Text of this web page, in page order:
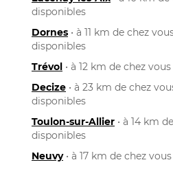
disponibles
Dornes • à 11 km de chez
disponibles
Trévol • à 12 km de chez
Decize • à 23 km de chez
disponibles
Toulon-sur-Allier • à 14 km
disponibles
Neuvy• à 17 km de chez